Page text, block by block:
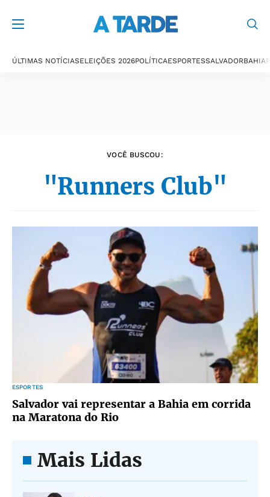
ÚLTIMAS NOTÍCIASELEIÇÕES 2026POLÍTICAESPORTESSALVADORBAHIA
VOCÊ BUSCOU:
"Runners Club"
ESPORTES
Salvador vai representar a Bahia em corrida
na Maratona do Rio
Mais Lidas